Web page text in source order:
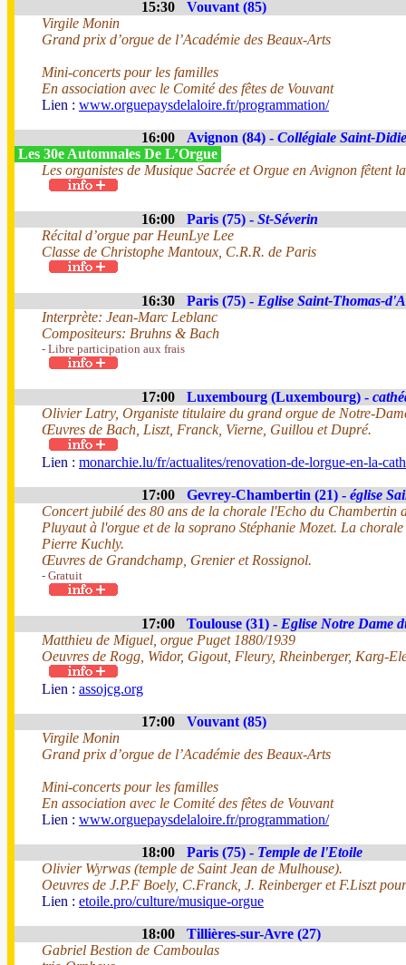
15:30
Vouvant (85)
Virgile Monin
Grand prix d’orgue de l’Académie des Beaux-Arts
Mini-concerts pour les familles
En association avec le Comité des fêtes de Vouvant
Lien : www.orguepaysdelaloire.fr/programmation/
16:00 Avignon (84) - Collégiale Saint-
Les 30e Automnales De L’Orgue
Les organistes de Musique Sacrée et Orgue en Avignon fêtent
16:00 Paris (75) - St-Séverin
Récital d’orgue par HeunLye Lee
Classe de Christophe Mantoux, C.R.R. de Paris
16:30 Paris (75) - Eglise Saint-Thomas-
Interprète: Jean-Marc Leblanc
Compositeurs: Bruhns & Bach
- Libre participation aux frais
17:00 Luxembourg (Luxembourg) -
Olivier Latry, Organiste titulaire du grand orgue de Notre-
Œuvres de Bach, Liszt, Franck, Vierne, Guillou et Dupré.
Lien : monarchie.lu/fr/actualites/renovation-de-lorgue-en-la-
17:00 Gevrey-Chambertin (21) - église
Concert jubilé des 80 ans de la chorale l'Echo du Chambertin
Pluyaut à l'orgue et de la soprano Stéphanie Mozet. La
Pierre Kuchly.
Œuvres de Grandchamp, Grenier et Rossignol.
- Gratuit
17:00 Toulouse (31) - Eglise Notre Dame
Matthieu de Miguel, orgue Puget 1880/1939
Oeuvres de Rogg, Widor, Gigout, Fleury, Rheinberger, Karg-
Lien : assojcg.org
17:00
Vouvant (85)
Virgile Monin
Grand prix d’orgue de l’Académie des Beaux-Arts
Mini-concerts pour les familles
En association avec le Comité des fêtes de Vouvant
Lien : www.orguepaysdelaloire.fr/programmation/
18:00 Paris (75) - Temple de l'Etoile
Olivier Wyrwas (temple de Saint Jean de Mulhouse).
Oeuvres de J.P.F Boely, C.Franck, J. Reinberger et F.Liszt
Lien : etoile.pro/culture/musique-orgue
18:00
Tillières-sur-Avre (27)
Gabriel Bestion de Camboulas